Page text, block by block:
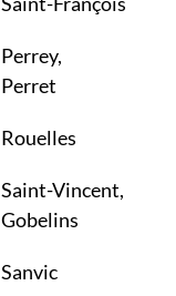
Perrey,
Perret
Rouelles
Saint-Vincent,
Gobelins
Sanvic